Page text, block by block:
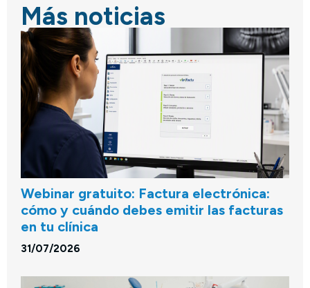
Más noticias
Webinar gratuito: Factura electrónica:
cómo y cuándo debes emitir las facturas
en tu clínica
31/07/2026